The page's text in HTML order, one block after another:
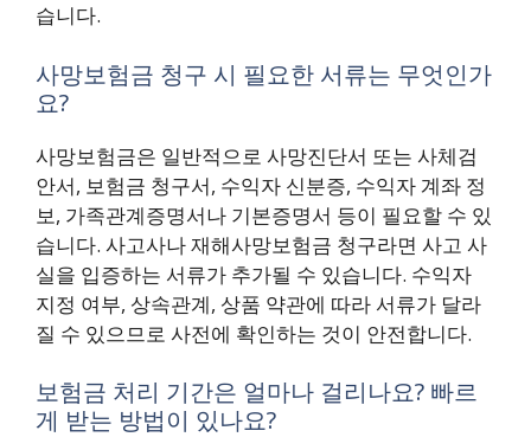
습니다.
사망보험금 청구 시 필요한 서류는 무엇인가
요?
사망보험금은 일반적으로 사망진단서 또는 사체검
안서, 보험금 청구서, 수익자 신분증, 수익자 계좌 정
보, 가족관계증명서나 기본증명서 등이 필요할 수 있
습니다. 사고사나 재해사망보험금 청구라면 사고 사
실을 입증하는 서류가 추가될 수 있습니다. 수익자
지정 여부, 상속관계, 상품 약관에 따라 서류가 달라
질 수 있으므로 사전에 확인하는 것이 안전합니다.
보험금 처리 기간은 얼마나 걸리나요? 빠르
게 받는 방법이 있나요?